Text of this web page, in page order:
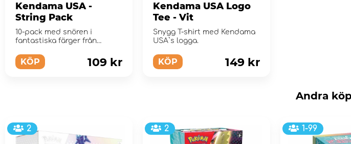
Kendama USA -
String Pack
10-pack med snören i
fantastiska färger från
KÖP 109 kr
Kendama USA Logo
Tee - Vit
Snygg T-shirt med Kendama
USA`s logga.
KÖP 149 kr
Andra
2 2 1-99